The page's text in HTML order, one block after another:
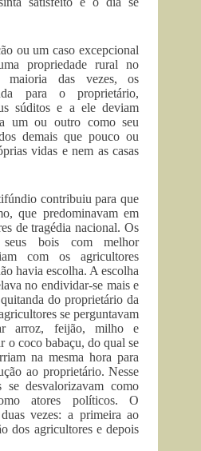
ou um caso excepcional
propriedade rural no
maioria das vezes, os
para o proprietário,
súditos e a ele deviam
um ou outro como seu
demais que pouco ou
vidas e nem as casas
contribuiu para que
que predominavam em
de tragédia nacional. Os
seus bois com melhor
com os agricultores
havia escolha. A escolha
no endividar-se mais e
do proprietário da
se perguntavam
arroz, feijão, milho e
o coco babaçu, do qual se
na mesma hora para
ao proprietário. Nesse
se desvalorizavam como
atores políticos. O
vezes: a primeira ao
dos agricultores e depois